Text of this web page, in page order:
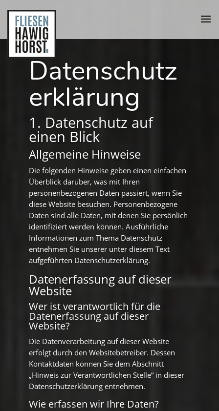
Datenschutz
erklärung
1. Datenschutz auf
einen Blick
Allgemeine Hinweise
Die folgenden Hinweise geben einen einfachen
Überblick darüber, was mit Ihren
personenbezogenen Daten passiert, wenn Sie
diese Website besuchen. Personenbezogene
Daten sind alle Daten, mit denen Sie persönlich
identifiziert werden können. Ausführliche
Informationen zum Thema Datenschutz
entnehmen Sie unserer unter diesem Text
aufgeführten Datenschutzerklärung.
Datenerfassung auf dieser
Website
Wer ist verantwortlich für die
Datenerfassung auf dieser
Website?
Die Datenverarbeitung auf dieser Website
erfolgt durch den Websitebetreiber. Dessen
Kontaktdaten können Sie dem Abschnitt
„Hinweis zur Verantwortlichen Stelle“ in dieser
Datenschutzerklärung entnehmen.
Wie erfassen wir Ihre Daten?